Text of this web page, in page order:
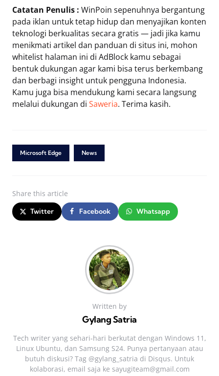
Catatan Penulis : WinPoin sepenuhnya bergantung
pada iklan untuk tetap hidup dan menyajikan konten
teknologi berkualitas secara gratis — jadi jika kamu
menikmati artikel dan panduan di situs ini, mohon
whitelist halaman ini di AdBlock kamu sebagai
bentuk dukungan agar kami bisa terus berkembang
dan berbagi insight untuk pengguna Indonesia.
Kamu juga bisa mendukung kami secara langsung
melalui dukungan di Saweria. Terima kasih.
Microsoft Edge News
Share this article
Twitter Facebook Whatsapp
Written by
Gylang Satria
Tech writer yang sehari‑hari berkutat dengan Windows 11,
Linux Ubuntu, dan Samsung S24. Punya pertanyaan atau
butuh diskusi? Tag @gylang_satria di Disqus. Untuk
kolaborasi, email saja ke sayugiteam@gmail.com